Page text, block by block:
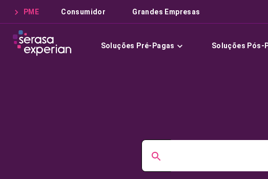
PME Consumidor Grandes Empresas
Soluções Pré-Pagas Soluções Pós-